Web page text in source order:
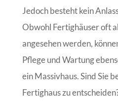
Jedoch besteht kein
Obwohl Fertighäuser oft
angesehen werden,
Pflege und Wartung
ein Massivhaus. Sind Sie
Fertighaus zu